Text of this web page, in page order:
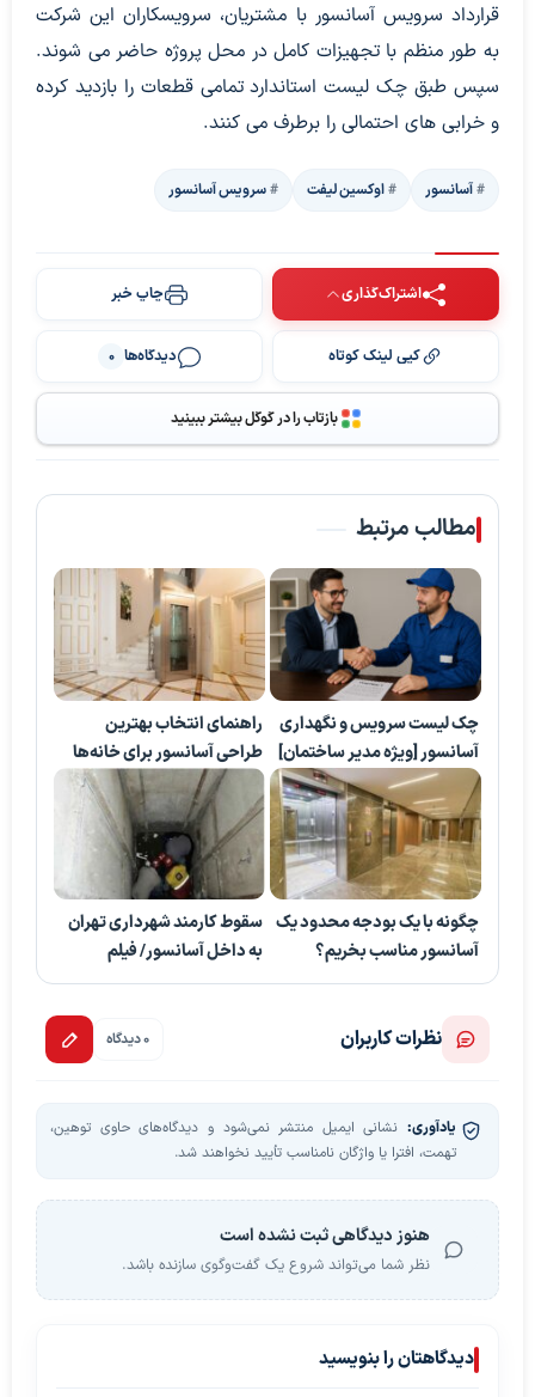
قرارداد سرویس آسانسور با مشتریان، سرویسکاران این شرکت
به طور منظم با تجهیزات کامل در محل پروژه حاضر می شوند.
سپس طبق چک لیست استاندارد تمامی قطعات را بازدید کرده
و خرابی های احتمالی را برطرف می کنند.
آسانسور اوکسین لیفت سرویس آسانسور
اشتراک‌گذاری چاپ خبر
کپی لینک کوتاه دیدگاه‌ها 0
بازتاب را در گوگل بیشتر ببینید
مطالب مرتبط
چک لیست سرویس و نگهداری
آسانسور [ویژه مدیر ساختمان]
راهنمای انتخاب بهترین
طراحی آسانسور برای خانه‌ها
چگونه با یک بودجه محدود یک
آسانسور مناسب بخریم؟
سقوط کارمند شهرداری تهران
به داخل آسانسور/ فیلم
نظرات کاربران 0 دیدگاه
یادآوری: نشانی ایمیل منتشر نمی‌شود و دیدگاه‌های حاوی توهین،
تهمت، افترا یا واژگان نامناسب تأیید نخواهند شد.
هنوز دیدگاهی ثبت نشده است
نظر شما می‌تواند شروع یک گفت‌وگوی سازنده باشد.
دیدگاهتان را بنویسید